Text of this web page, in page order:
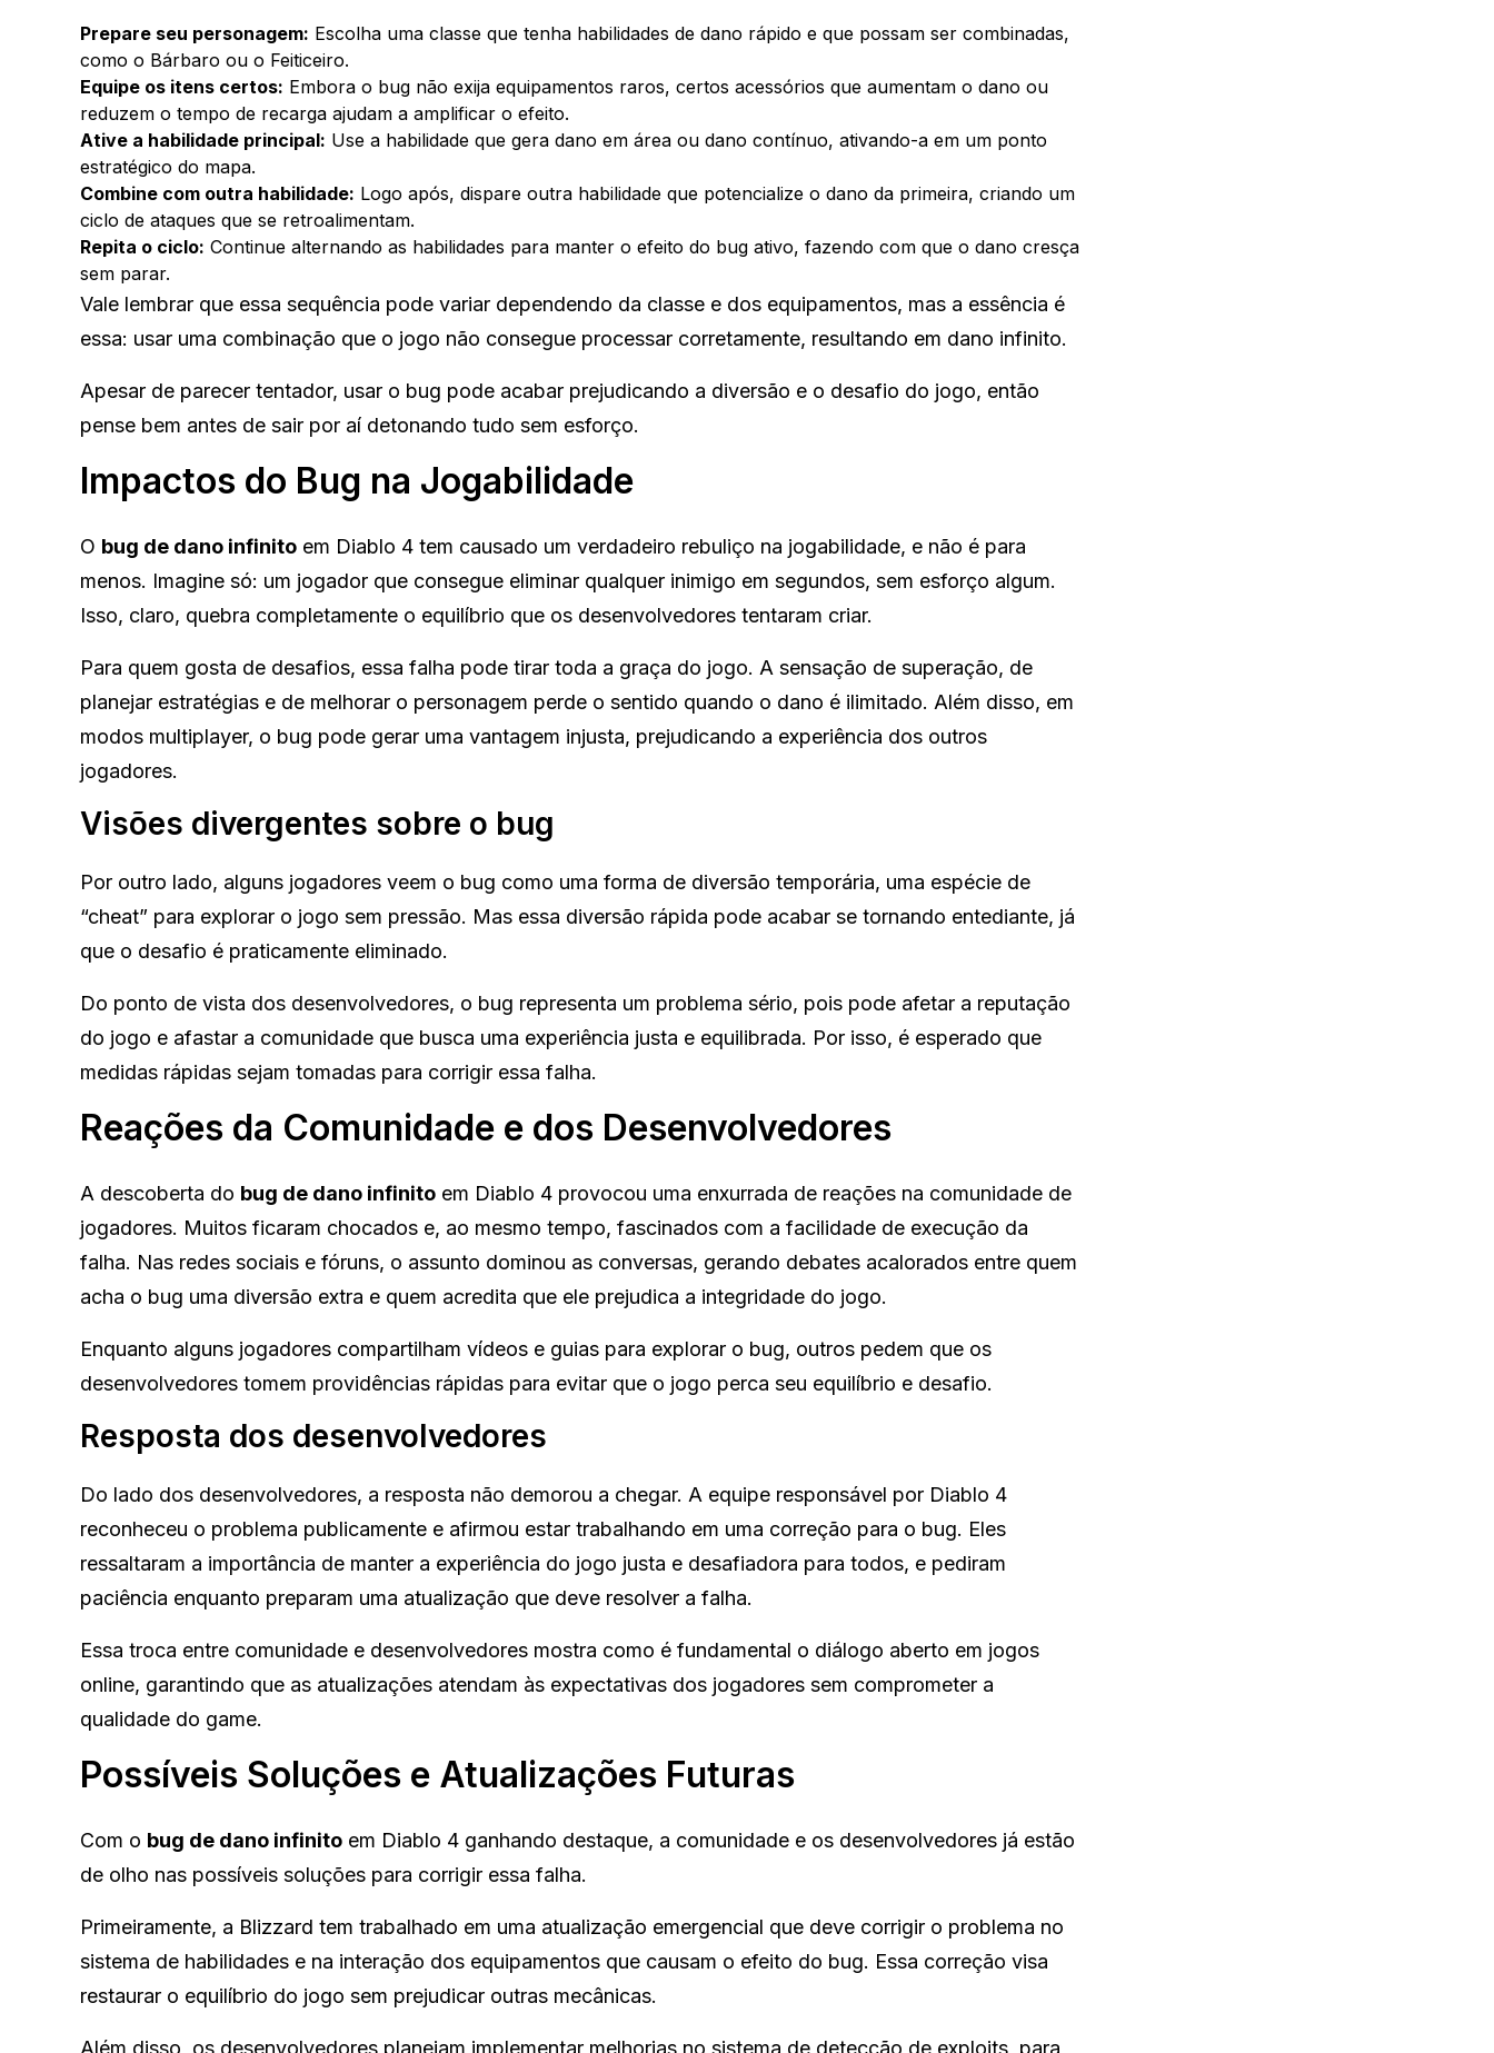
Prepare seu personagem: Escolha uma classe que tenha habilidades de dano rápido e que possam ser combinadas,
como o Bárbaro ou o Feiticeiro.
Equipe os itens certos: Embora o bug não exija equipamentos raros, certos acessórios que aumentam o dano ou
reduzem o tempo de recarga ajudam a amplificar o efeito.
Ative a habilidade principal: Use a habilidade que gera dano em área ou dano contínuo, ativando-a em um ponto
estratégico do mapa.
Combine com outra habilidade: Logo após, dispare outra habilidade que potencialize o dano da primeira, criando um
ciclo de ataques que se retroalimentam.
Repita o ciclo: Continue alternando as habilidades para manter o efeito do bug ativo, fazendo com que o dano cresça
sem parar.
Vale lembrar que essa sequência pode variar dependendo da classe e dos equipamentos, mas a essência é
essa: usar uma combinação que o jogo não consegue processar corretamente, resultando em dano infinito.
Apesar de parecer tentador, usar o bug pode acabar prejudicando a diversão e o desafio do jogo, então
pense bem antes de sair por aí detonando tudo sem esforço.
Impactos do Bug na Jogabilidade
O bug de dano infinito em Diablo 4 tem causado um verdadeiro rebuliço na jogabilidade, e não é para
menos. Imagine só: um jogador que consegue eliminar qualquer inimigo em segundos, sem esforço algum.
Isso, claro, quebra completamente o equilíbrio que os desenvolvedores tentaram criar.
Para quem gosta de desafios, essa falha pode tirar toda a graça do jogo. A sensação de superação, de
planejar estratégias e de melhorar o personagem perde o sentido quando o dano é ilimitado. Além disso, em
modos multiplayer, o bug pode gerar uma vantagem injusta, prejudicando a experiência dos outros
jogadores.
Visões divergentes sobre o bug
Por outro lado, alguns jogadores veem o bug como uma forma de diversão temporária, uma espécie de
“cheat” para explorar o jogo sem pressão. Mas essa diversão rápida pode acabar se tornando entediante, já
que o desafio é praticamente eliminado.
Do ponto de vista dos desenvolvedores, o bug representa um problema sério, pois pode afetar a reputação
do jogo e afastar a comunidade que busca uma experiência justa e equilibrada. Por isso, é esperado que
medidas rápidas sejam tomadas para corrigir essa falha.
Reações da Comunidade e dos Desenvolvedores
A descoberta do bug de dano infinito em Diablo 4 provocou uma enxurrada de reações na comunidade de
jogadores. Muitos ficaram chocados e, ao mesmo tempo, fascinados com a facilidade de execução da
falha. Nas redes sociais e fóruns, o assunto dominou as conversas, gerando debates acalorados entre quem
acha o bug uma diversão extra e quem acredita que ele prejudica a integridade do jogo.
Enquanto alguns jogadores compartilham vídeos e guias para explorar o bug, outros pedem que os
desenvolvedores tomem providências rápidas para evitar que o jogo perca seu equilíbrio e desafio.
Resposta dos desenvolvedores
Do lado dos desenvolvedores, a resposta não demorou a chegar. A equipe responsável por Diablo 4
reconheceu o problema publicamente e afirmou estar trabalhando em uma correção para o bug. Eles
ressaltaram a importância de manter a experiência do jogo justa e desafiadora para todos, e pediram
paciência enquanto preparam uma atualização que deve resolver a falha.
Essa troca entre comunidade e desenvolvedores mostra como é fundamental o diálogo aberto em jogos
online, garantindo que as atualizações atendam às expectativas dos jogadores sem comprometer a
qualidade do game.
Possíveis Soluções e Atualizações Futuras
Com o bug de dano infinito em Diablo 4 ganhando destaque, a comunidade e os desenvolvedores já estão
de olho nas possíveis soluções para corrigir essa falha.
Primeiramente, a Blizzard tem trabalhado em uma atualização emergencial que deve corrigir o problema no
sistema de habilidades e na interação dos equipamentos que causam o efeito do bug. Essa correção visa
restaurar o equilíbrio do jogo sem prejudicar outras mecânicas.
Além disso, os desenvolvedores planejam implementar melhorias no sistema de detecção de exploits, para